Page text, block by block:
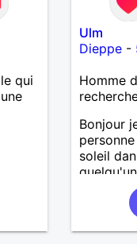
qui
Ulm
Dieppe-
Homme
Bonjour
soleil
aime les
prise de
partager
une